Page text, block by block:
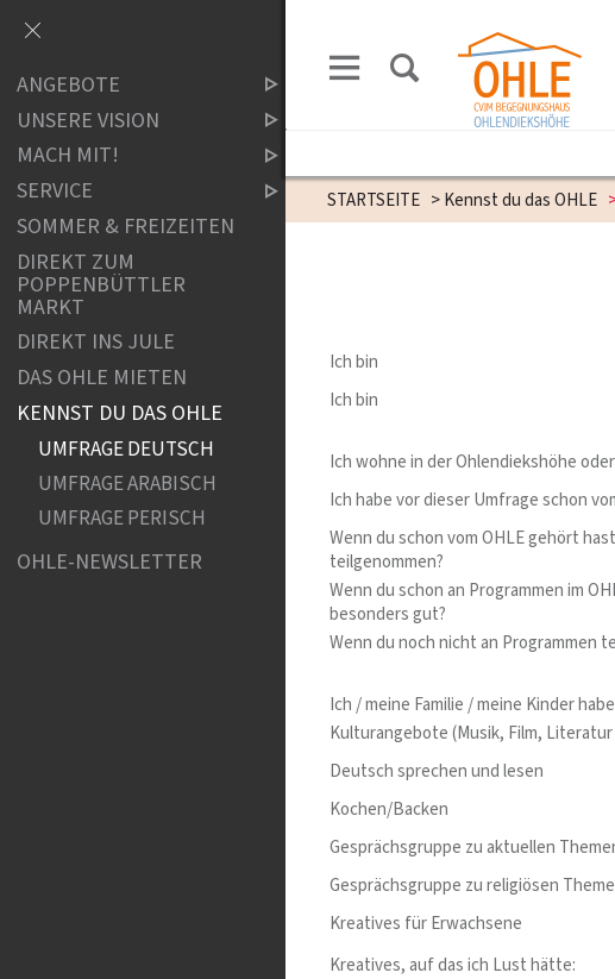
STARTSEITE >Kennst du das OHLE
Ich bin
Ich bin
Ich wohne in der Ohlendiekshöhe
Ich habe vor dieser Umfrage schon
Wenn du schon vom OHLE gehört
teilgenommen?
Wenn du schon an Programmen im
besonders gut?
Wenn du noch nicht an Programmen
Ich / meine Familie / meine Kinder
Kulturangebote (Musik, Film,
Deutsch sprechen und lesen
Kochen/Backen
Gesprächsgruppe zu aktuellen
Gesprächsgruppe zu religiösen
Kreatives für Erwachsene
Kreatives, auf das ich Lust hätte:
ANGEBOTE
UNSERE VISION
MACH MIT!
SERVICE
SOMMER & FREIZEITEN
DIREKT ZUM
POPPENBÜTTLER
MARKT
DIREKT INS JULE
DAS OHLE MIETEN
KENNST DU DAS OHLE
UMFRAGE DEUTSCH
UMFRAGE ARABISCH
UMFRAGE PERISCH
OHLE-NEWSLETTER